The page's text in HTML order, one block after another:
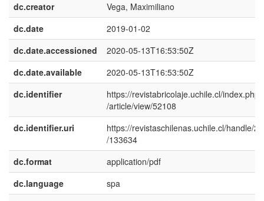
dc.creator
Vega, Maximiliano
dc.date
2019-01-02
dc.date.accessioned
2020-05-13T16:53:50Z
dc.date.available
2020-05-13T16:53:50Z
dc.identifier
https://revistabricolaje.uchile.cl/index.php/
/article/view/52108
dc.identifier.uri
https://revistaschilenas.uchile.cl/handle/
/133634
dc.format
application/pdf
dc.language
spa